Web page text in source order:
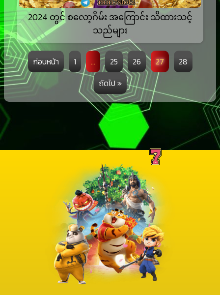
2024 တွင် စလော့ဂိမ်း အကြောင်း သိထားသင့်
သည်များ
ก่อนหน้า 1 … 25 26 27
28
ถัดไป »